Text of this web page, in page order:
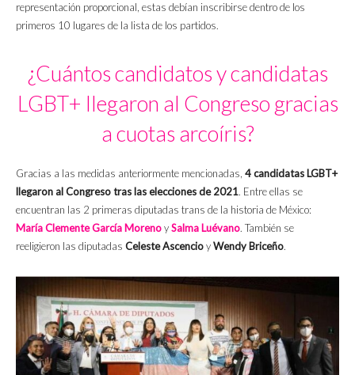
representación proporcional, estas debían inscribirse dentro de los
primeros 10 lugares de la lista de los partidos.
¿Cuántos candidatos y candidatas
LGBT+ llegaron al Congreso gracias
a cuotas arcoíris?
Gracias a las medidas anteriormente mencionadas, 4 candidatas LGBT+
llegaron al Congreso tras las elecciones de 2021. Entre ellas se
encuentran las 2 primeras diputadas trans de la historia de México:
María Clemente García MorenoySalma Luévano. También se
reeligieron las diputadas Celeste AscencioyWendy Briceño.